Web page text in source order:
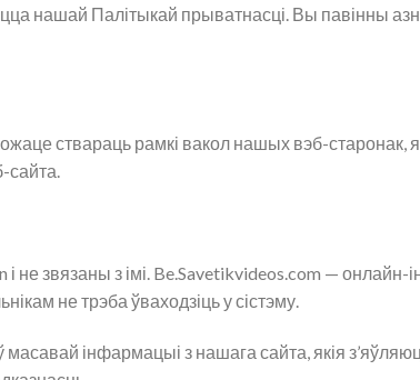
нашай Палітыкай прыватнасці. Вы павінны
ствараць рамкі вакол нашых вэб-старонак,
сайта.
звязаны з імі. Be.Savetikvideos.com — онлайн-
не трэба ўваходзіць у сістэму.
інфармацыі з нашага сайта, якія